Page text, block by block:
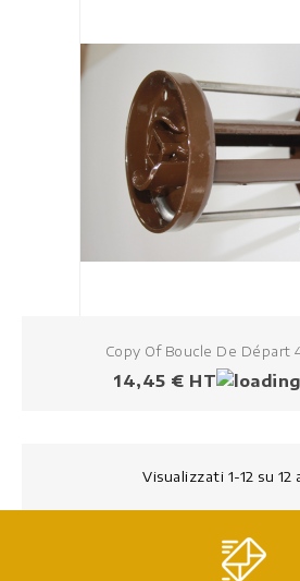
Copy Of Boucle De Départ
Prezzo
14,45 € HT
Visualizzati 1-12 su 12